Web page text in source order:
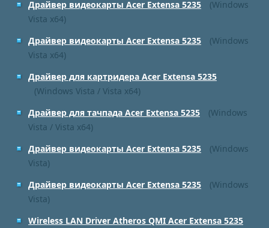
Драйвер видеокарты Acer Extensa 5235
(Windows
Vista x64)
Драйвер видеокарты Acer Extensa 5235
(Windows
Vista x64)
Драйвер для картридера Acer Extensa 5235
(Windows Vista / Vista x64)
Драйвер для тачпада Acer Extensa 5235
(Windows
Vista / Vista x64)
Драйвер видеокарты Acer Extensa 5235
(Windows
Vista)
Драйвер видеокарты Acer Extensa 5235
(Windows
Vista)
Wireless LAN Driver Atheros QMI Acer Extensa 5235